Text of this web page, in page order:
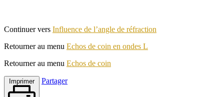
Continuer vers Influence de l’angle de réfraction
Retourner au menu Echos de coin en ondes L
Retourner au menu Echos de coin
Imprimer Partager